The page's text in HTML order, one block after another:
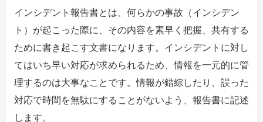
インシデント報告書とは、何らかの事故（インシデン
ト）が起こった際に、その内容を素早く把握、共有する
ために書き起こす文書になります。インシデントに対し
てはいち早い対応が求められるため、情報を一元的に管
理するのは大事なことです。情報が錯綜したり、誤った
対応で時間を無駄にすることがないよう、報告書に記述
します。